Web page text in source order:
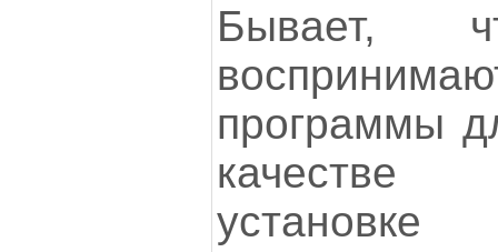
Бывает,
программы